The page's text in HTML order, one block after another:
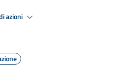
azioni